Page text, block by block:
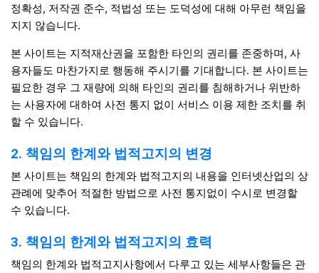
정확성, 저작권 준수, 적법성 또는 도덕성에 대해 아무런 책임을
지지 않습니다.
본 사이트는 지적재산권을 포함한 타인의 권리를 존중하며, 사
용자들도 마찬가지로 행동해 주시기를 기대합니다. 본 사이트는
필요한 경우 그 재량에 의해 타인의 권리를 침해하거나 위반하
는 사용자에 대하여 사전 통지 없이 서비스 이용 제한 조치를 취
할 수 있습니다.
2. 책임의 한계와 법적고지의 변경
본 사이트는 책임의 한계와 법적고지의 내용을 인터넷산업의 상
관례에 맞추어 적절한 방법으로 사전 통지없이 수시로 변경할
수 있습니다.
3. 책임의 한계와 법적고지의 효력
책임의 한계와 법적고지사항에서 다루고 있는 세부사항들은 관